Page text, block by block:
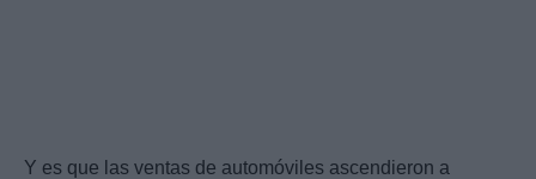
Y es que las ventas de automóviles ascendieron a